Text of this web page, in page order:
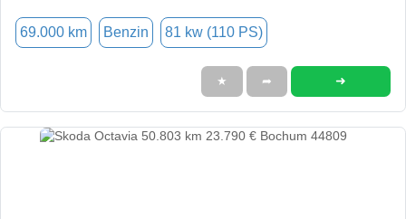
69.000 km Benzin 81 kw (110 PS)
★ ➦ ➜